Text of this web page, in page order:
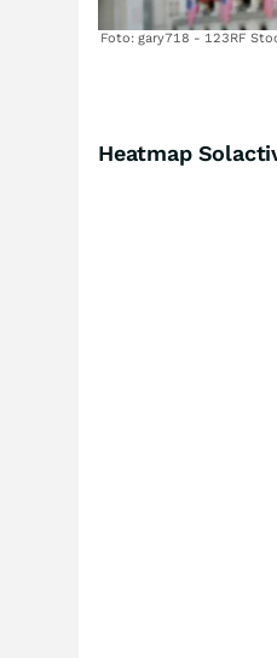
Foto: gary718 - 123RF
Heatmap